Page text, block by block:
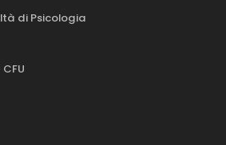
di Psicologia